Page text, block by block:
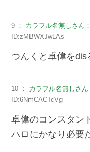
9 ： カラフル名無しさん
ID:zMBWXJwLAs
つんくと卓偉をdis
10 ： カラフル名無しさん
ID:6NmCACTcVg
卓偉のコンスタン
ハロにかなり必要